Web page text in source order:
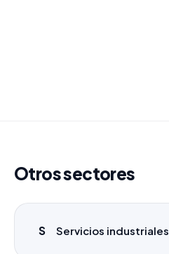
Otros sectores
S Servicios industriales